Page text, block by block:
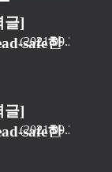
글]
safe한
사용법
]
2021.09.24
글]
safe한
2021.09.22